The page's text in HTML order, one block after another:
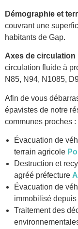
Démographie et
couvrant une
habitants de Gap.
Axes de circulation
circulation fluide à
N85, N94, N1085,
Afin de vous
épavistes de notre
communes proches :
Évacuation de
terrain agricole
Destruction et
agréé préfecture
Évacuation de
immobilisé
Traitement des